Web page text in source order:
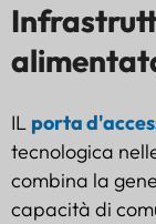
IL porta
tecnologica
combina la
capacità di